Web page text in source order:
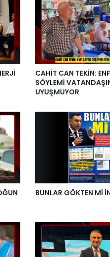
CAHİT CAN TEKİN:
SÖYLEMİ
UYUŞMUYOR
BUNLAR GÖKTEN Mİ